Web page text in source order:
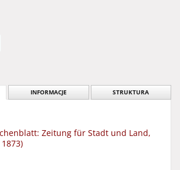
INFORMACJE STRUKTURA
Zeitung für Stadt und Land,